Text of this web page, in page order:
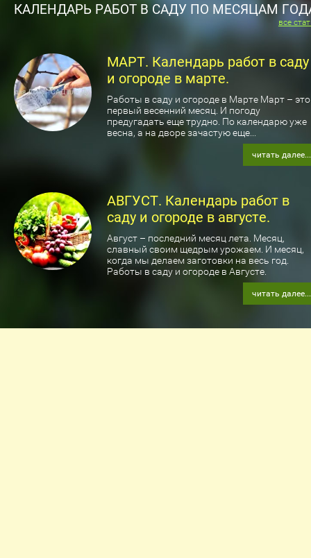
КАЛЕНДАРЬ РАБОТ В САДУ ПО МЕСЯЦАМ
все
МАРТ. Календарь работ в саду
и огороде в марте.
Работы в саду и огороде в Марте Март – это
первый весенний месяц. И погоду
предугадать еще трудно. По календарю уже
весна, а на дворе зачастую еще...
читать далее...
АВГУСТ. Календарь работ в
саду и огороде в августе.
Август – последний месяц лета. Месяц,
славный своим щедрым урожаем. И месяц,
когда мы делаем заготовки на весь год.
Работы в саду и огороде в Августе.
читать далее...